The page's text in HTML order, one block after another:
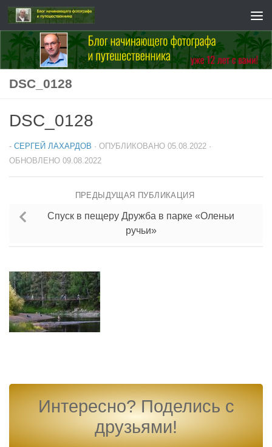
Перейти к содержимому
DSC_0128
DSC_0128
- СЕРГЕЙ ЛАХАРДОВ · ОПУБЛИКОВАНО 05.08.2022 ·
ОБНОВЛЕНО 09.08.2022
ПРЕДЫДУЩАЯ ПУБЛИКАЦИЯ
Спуск в пещеру Дружба в парке «Оленьи
ручьи»
Интересно? Поделись с
друзьями!